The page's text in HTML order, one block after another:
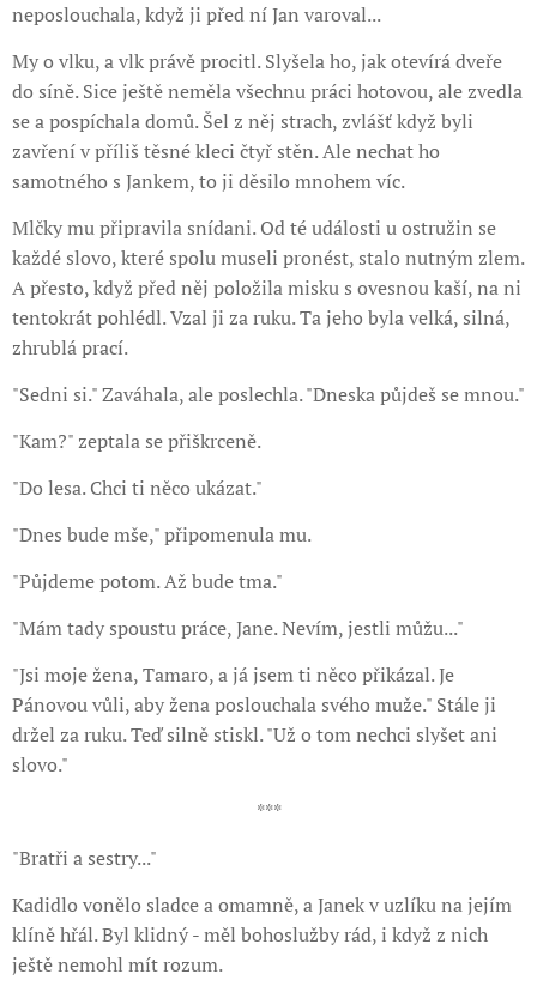
neposlouchala, když ji před ní Jan varoval...
My o vlku, a vlk právě procitl. Slyšela ho, jak otevírá dveře
do síně. Sice ještě neměla všechnu práci hotovou, ale zvedla
se a pospíchala domů. Šel z něj strach, zvlášť když byli
zavření v příliš těsné kleci čtyř stěn. Ale nechat ho
samotného s Jankem, to ji děsilo mnohem víc.
Mlčky mu připravila snídani. Od té události u ostružin se
každé slovo, které spolu museli pronést, stalo nutným zlem.
A přesto, když před něj položila misku s ovesnou kaší, na ni
tentokrát pohlédl. Vzal ji za ruku. Ta jeho byla velká, silná,
zhrublá prací.
"Sedni si." Zaváhala, ale poslechla. "Dneska půjdeš se mnou."
"Kam?" zeptala se přiškrceně.
"Do lesa. Chci ti něco ukázat."
"Dnes bude mše," připomenula mu.
"Půjdeme potom. Až bude tma."
"Mám tady spoustu práce, Jane. Nevím, jestli můžu..."
"Jsi moje žena, Tamaro, a já jsem ti něco přikázal. Je
Pánovou vůli, aby žena poslouchala svého muže." Stále ji
držel za ruku. Teď silně stiskl. "Už o tom nechci slyšet ani
slovo."
***
"Bratři a sestry..."
Kadidlo vonělo sladce a omamně, a Janek v uzlíku na jejím
klíně hřál. Byl klidný - měl bohoslužby rád, i když z nich
ještě nemohl mít rozum.